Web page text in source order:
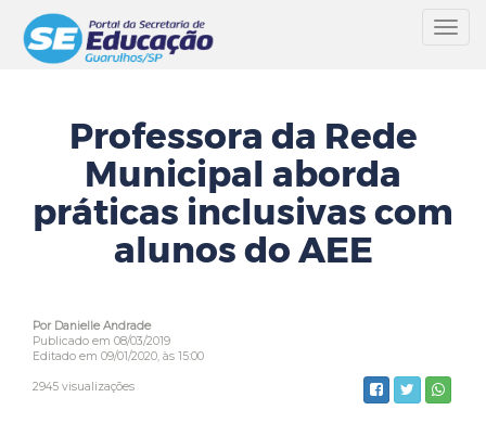
Professora da Rede
Municipal aborda
práticas inclusivas com
alunos do AEE
Por Danielle Andrade
Publicado em 08/03/2019
Editado em 09/01/2020, às 15:00
2945 visualizações